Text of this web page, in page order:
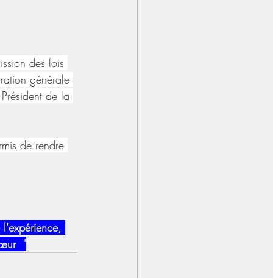
des lois
générale
de la
de rendre
"